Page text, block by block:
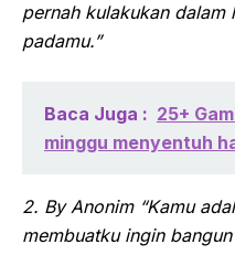
pernah kulakukan dalam
padamu.”
Baca Juga : 25+
minggu menyentuh
2. By Anonim “Kamu
membuatku ingin